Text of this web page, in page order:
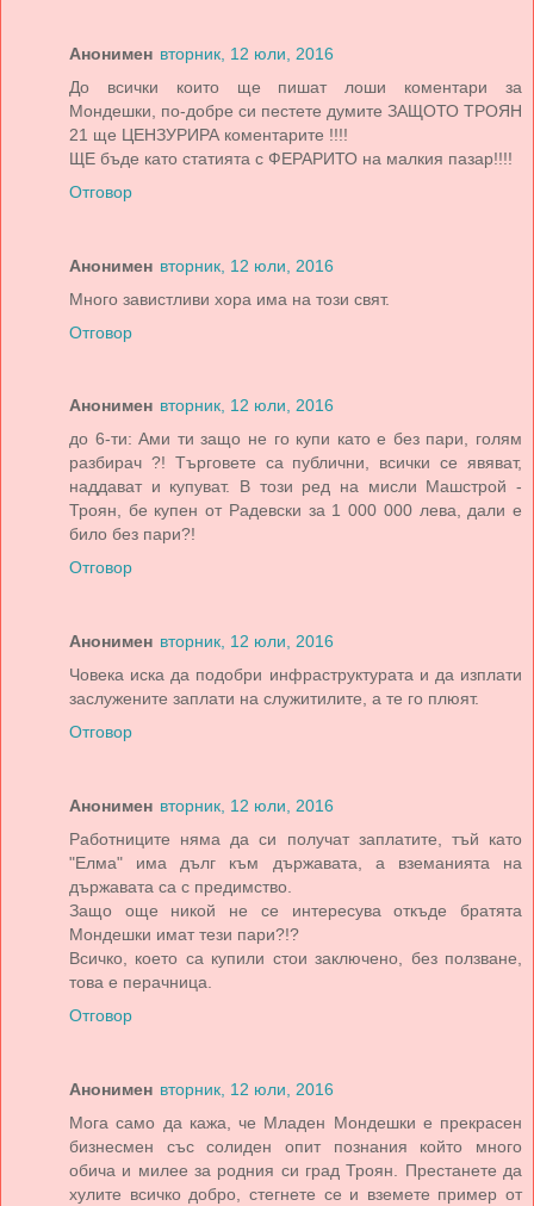
Анонимен вторник, 12 юли, 2016
До всички които ще пишат лоши коментари за
Мондешки, по-добре си пестете думите ЗАЩОТО ТРОЯН
21 ще ЦЕНЗУРИРА коментарите !!!!
ЩЕ бъде като статията с ФЕРАРИТО на малкия пазар!!!!
Отговор
Анонимен вторник, 12 юли, 2016
Много завистливи хора има на този свят.
Отговор
Анонимен вторник, 12 юли, 2016
до 6-ти: Ами ти защо не го купи като е без пари, голям
разбирач ?! Търговете са публични, всички се явяват,
наддават и купуват. В този ред на мисли Машстрой -
Троян, бе купен от Радевски за 1 000 000 лева, дали е
било без пари?!
Отговор
Анонимен вторник, 12 юли, 2016
Човека иска да подобри инфраструктурата и да изплати
заслужените заплати на служитилите, а те го плюят.
Отговор
Анонимен вторник, 12 юли, 2016
Работниците няма да си получат заплатите, тъй като
"Елма" има дълг към държавата, а вземанията на
държавата са с предимство.
Защо още никой не се интересува откъде братята
Мондешки имат тези пари?!?
Всичко, което са купили стои заключено, без ползване,
това е перачница.
Отговор
Анонимен вторник, 12 юли, 2016
Мога само да кажа, че Младен Мондешки е прекрасен
бизнесмен със солиден опит познания който много
обича и милее за родния си град Троян. Престанете да
хулите всичко добро, стегнете се и вземете пример от